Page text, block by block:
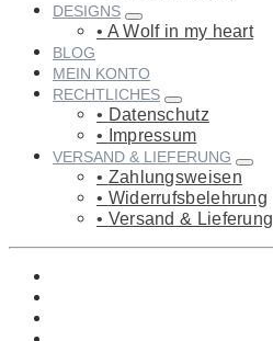
DESIGNS
A Wolf in my heart
BLOG
MEIN KONTO
RECHTLICHES
Datenschutz
Impressum
VERSAND & LIEFERUNG
Zahlungsweisen
Widerrufsbelehrung
Versand & Lieferung